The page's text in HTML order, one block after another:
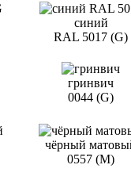
синий
RAL 5017 (G)
гринвич
0044 (G)
чёрный
0557 (М)